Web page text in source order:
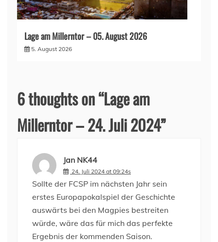
Lage am Millerntor – 05. August 2026
5. August 2026
6 thoughts on “Lage am
Millerntor – 24. Juli 2024”
Jan NK44
24. Juli 2024 at 09:24s
Sollte der FCSP im nächsten Jahr sein
erstes Europapokalspiel der Geschichte
auswärts bei den Magpies bestreiten
würde, wäre das für mich das perfekte
Ergebnis der kommenden Saison.